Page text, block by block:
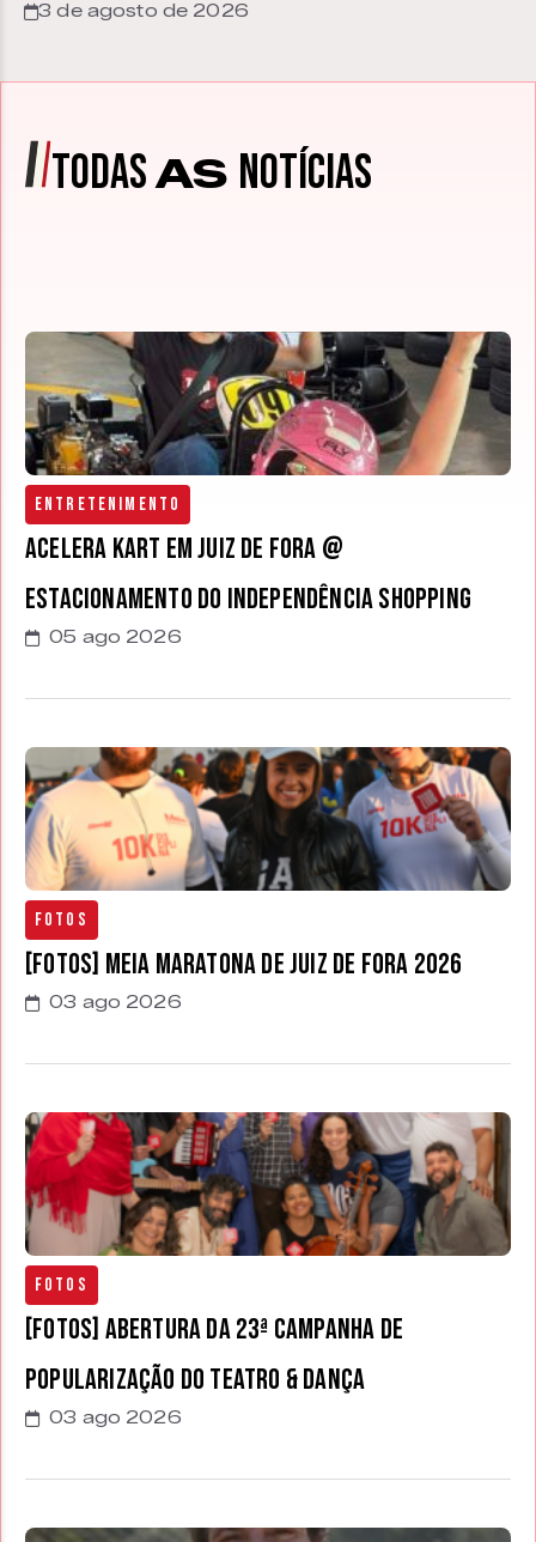
3 de agosto de 2026
TODASAS NOTÍCIAS
Entretenimento
Acelera Kart em Juiz de Fora @
estacionamento do Independência Shopping
05 ago 2026
Fotos
[FOTOS] Meia Maratona de Juiz de Fora 2026
03 ago 2026
Fotos
[FOTOS] Abertura da 23ª Campanha de
Popularização do Teatro & Dança
03 ago 2026